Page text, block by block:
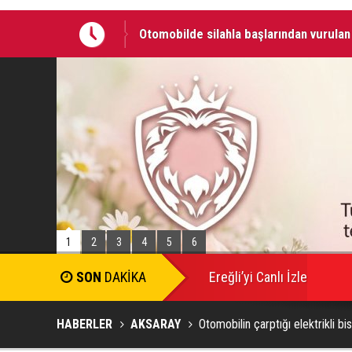
Otomobilde silahla başlarından
06 AĞUSTOS 2026 Tarihinde Ereğli’de
1 2 3 4 5 6
SON DAKİKA Ereğli’yi Canlı İzle
HABERLER AKSARAY Otomobilin çarptığı elektrikli